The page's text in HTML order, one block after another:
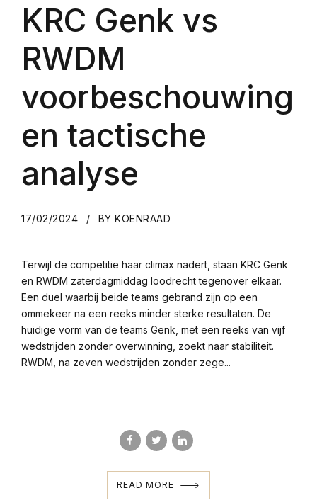
KRC Genk vs
RWDM
voorbeschouwing
en tactische
analyse
17/02/2024 BY KOENRAAD
Terwijl de competitie haar climax nadert, staan KRC Genk
en RWDM zaterdagmiddag loodrecht tegenover elkaar.
Een duel waarbij beide teams gebrand zijn op een
ommekeer na een reeks minder sterke resultaten. De
huidige vorm van de teams Genk, met een reeks van vijf
wedstrijden zonder overwinning, zoekt naar stabiliteit.
RWDM, na zeven wedstrijden zonder zege...
READ MORE